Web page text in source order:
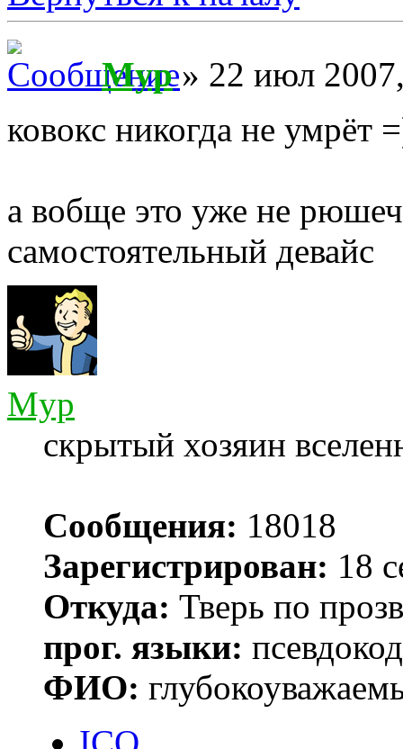
Myp» 22 июл
ковокс никогда не умрёт
а вобще это уже не
самостоятельный девайс
Myp
скрытый хозяин
Сообщения: 18018
Зарегистрирован: 18
Откуда: Тверь по
прог. языки:
ФИО: